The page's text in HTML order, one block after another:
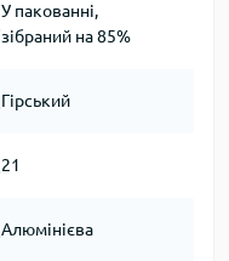
У пакованні,
зібраний на 85%
Гірський
21
Алюмінієва